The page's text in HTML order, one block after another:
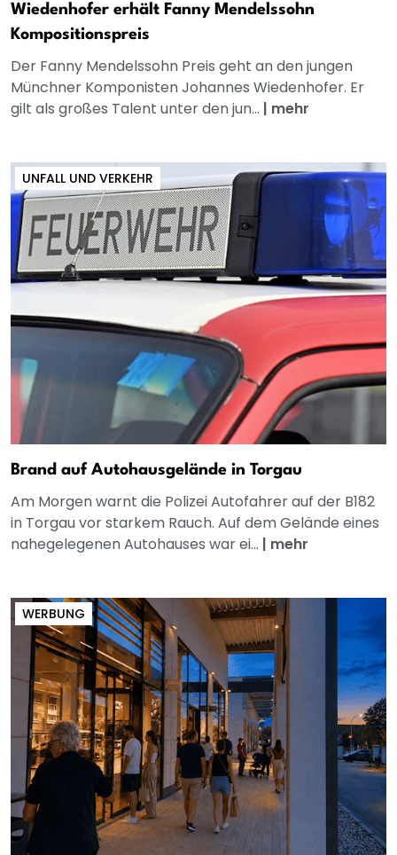
Wiedenhofer erhält Fanny Mendelssohn
Kompositionspreis
Der Fanny Mendelssohn Preis geht an den jungen
Münchner Komponisten Johannes Wiedenhofer. Er
gilt als großes Talent unter den jun... | mehr
UNFALL UND VERKEHR
Brand auf Autohausgelände in Torgau
Am Morgen warnt die Polizei Autofahrer auf der B182
in Torgau vor starkem Rauch. Auf dem Gelände eines
nahegelegenen Autohauses war ei... | mehr
WERBUNG